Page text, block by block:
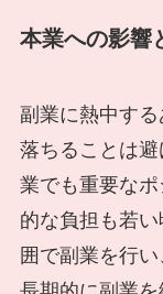
本業への影響
副業に熱中す
落ちることは
業でも重要な
的な負担も若
囲で副業を行